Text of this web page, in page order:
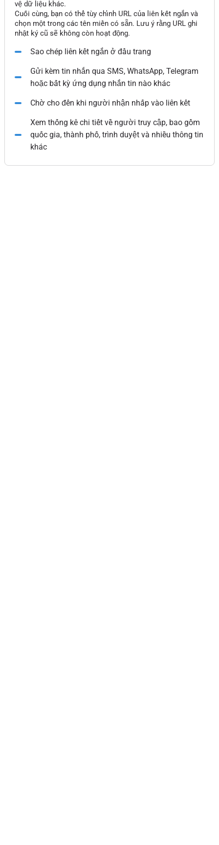
vệ dữ liệu khác.
Cuối cùng, bạn có thể tùy chỉnh URL của liên kết ngắn và
chọn một trong các tên miền có sẵn. Lưu ý rằng URL ghi
nhật ký cũ sẽ không còn hoạt động.
Sao chép liên kết ngắn ở đầu trang
Gửi kèm tin nhắn qua SMS, WhatsApp, Telegram
hoặc bất kỳ ứng dụng nhắn tin nào khác
Chờ cho đến khi người nhận nhấp vào liên kết
Xem thống kê chi tiết về người truy cập, bao gồm
quốc gia, thành phố, trình duyệt và nhiều thông tin
khác